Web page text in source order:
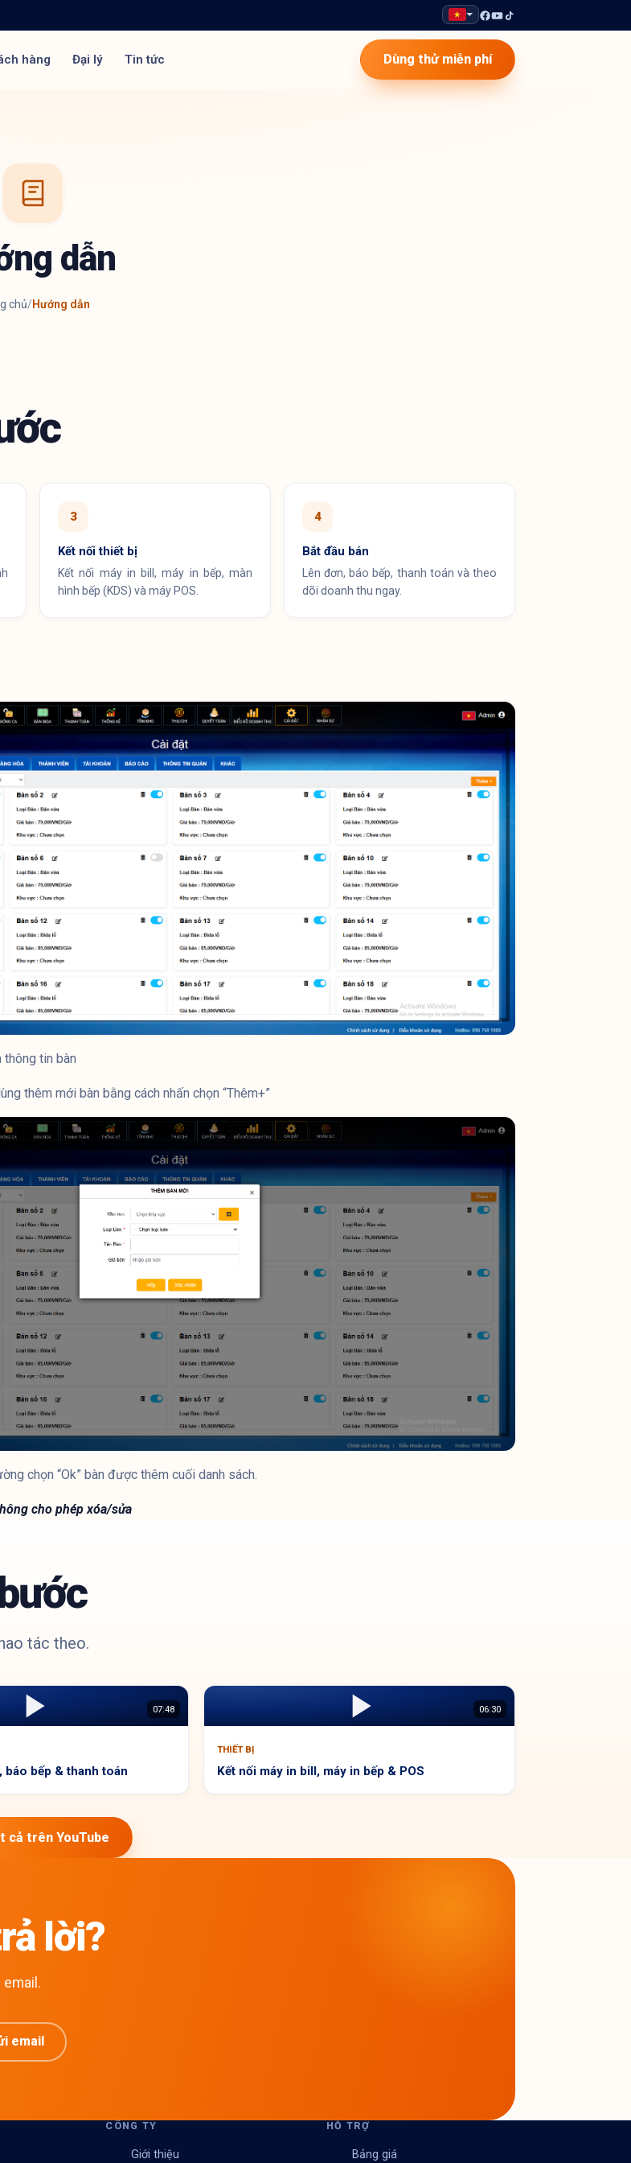
hàng Đại lý Tin tức Dùng thử miễn phí
dẫn
chủ/Hướng dẫn
3
Kết nối thiết bị
Kết nối máy in bill, máy in bếp, màn
hình bếp (KDS) và máy POS.
4
Bắt đầu bán
Lên đơn, báo bếp, thanh toán và theo
dõi doanh thu ngay.
tin bàn
thêm mới bàn bằng cách nhấn chọn “Thêm+”
chọn “Ok” bàn được thêm cuối danh sách.
cho phép xóa/sửa
tác theo.
07:48
báo bếp & thanh toán
06:30
THIẾT BỊ
Kết nối máy in bill, máy in bếp & POS
cả trên YouTube
lời?
email
CÔNG TY
Giới thiệu
HỖ TRỢ
Bảng giá